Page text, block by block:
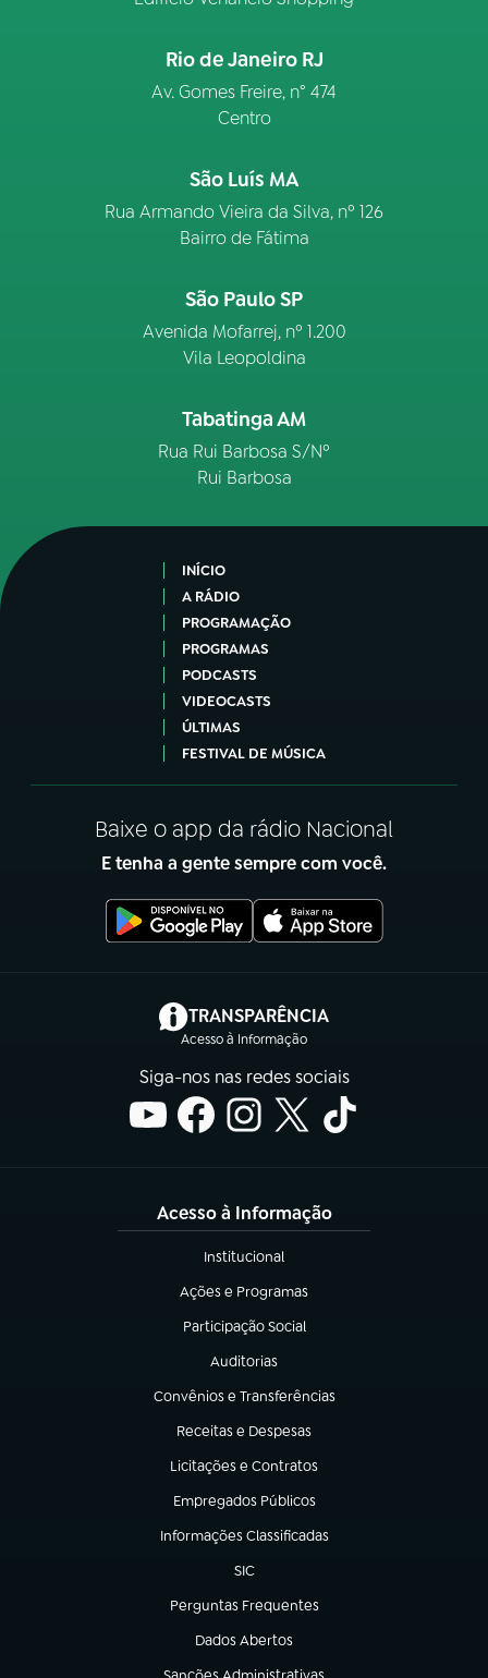
Rio de Janeiro RJ
Av. Gomes Freire, n° 474
Centro
São Luís MA
Rua Armando Vieira da Silva, nº 126
Bairro de Fátima
São Paulo SP
Avenida Mofarrej, nº 1.200
Vila Leopoldina
Tabatinga AM
Rua Rui Barbosa S/Nº
Rui Barbosa
INÍCIO
A RÁDIO
PROGRAMAÇÃO
PROGRAMAS
PODCASTS
VIDEOCASTS
ÚLTIMAS
FESTIVAL DE MÚSICA
Baixe o app da rádio Nacional
E tenha a gente sempre com você.
TRANSPARÊNCIA
Acesso à Informação
(abre em nova aba)
Siga-nos nas redes sociais
Acesso à Informação
Institucional
(abre em nova aba)
Ações e Programas
(abre em nova aba)
Participação Social
(abre em nova aba)
Auditorias
(abre em nova aba)
Convênios e Transferências
(abre em nova aba)
Receitas e Despesas
(abre em nova aba)
Licitações e Contratos
(abre em nova aba)
Empregados Públicos
(abre em nova aba)
Informações Classificadas
(abre em nova aba)
SIC
(abre em nova aba)
Perguntas Frequentes
(abre em nova aba)
Dados Abertos
(abre em nova aba)